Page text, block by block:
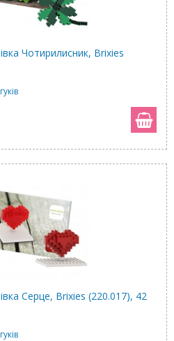
Чотирилисник, Brixies
Серце, Brixies (220.017), 42